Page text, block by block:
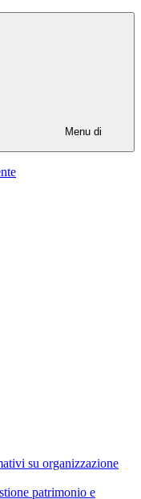
Menu di
su organizzazione
patrimonio e